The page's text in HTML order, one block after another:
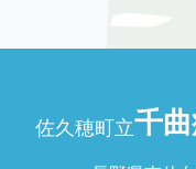
佐久穂町立千